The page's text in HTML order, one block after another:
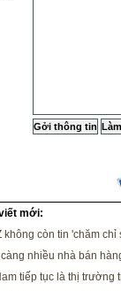
mới:
không còn tin 'chăm chỉ
càng nhiều nhà bán
tiếp tục là thị trường